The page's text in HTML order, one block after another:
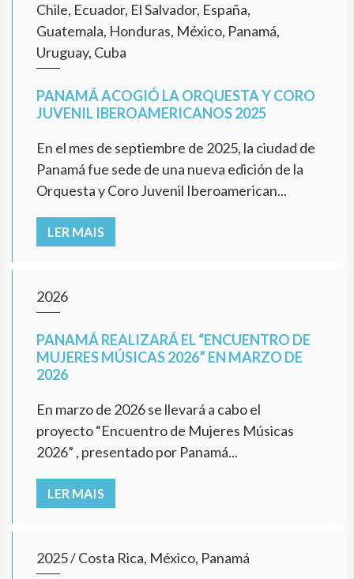
Chile, Ecuador, El Salvador, España,
Guatemala, Honduras, México, Panamá,
Uruguay, Cuba
PANAMÁ ACOGIÓ LA ORQUESTA Y CORO
JUVENIL IBEROAMERICANOS 2025
En el mes de septiembre de 2025, la ciudad de
Panamá fue sede de una nueva edición de la
Orquesta y Coro Juvenil Iberoamerican...
LER MAIS
2026
PANAMÁ REALIZARÁ EL “ENCUENTRO DE
MUJERES MÚSICAS 2026” EN MARZO DE
2026
En marzo de 2026 se llevará a cabo el
proyecto “Encuentro de Mujeres Músicas
2026” , presentado por Panamá...
LER MAIS
2025/Costa Rica, México, Panamá